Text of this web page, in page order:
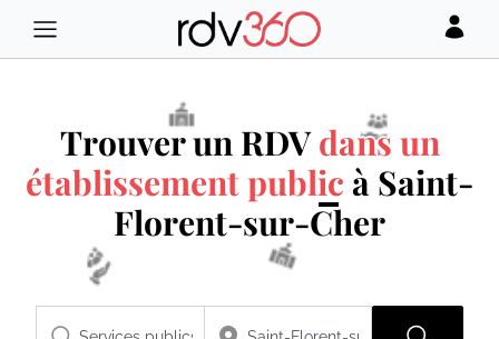
Trouver un RDVdans un
établissement public à Saint-
Florent-sur-Cher